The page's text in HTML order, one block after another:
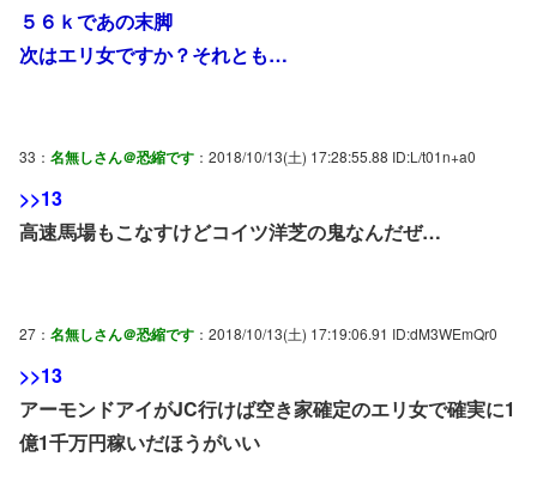
５６ｋであの末脚
次はエリ女ですか？それとも…
33： 名無しさん＠恐縮です ：2018/10/13(土) 17:28:55.88 ID:L/t01n+a0
>>13
高速馬場もこなすけどコイツ洋芝の鬼なんだぜ…
27： 名無しさん＠恐縮です ：2018/10/13(土) 17:19:06.91 ID:dM3WEmQr0
>>13
アーモンドアイがJC行けば空き家確定のエリ女で確実に1
億1千万円稼いだほうがいい